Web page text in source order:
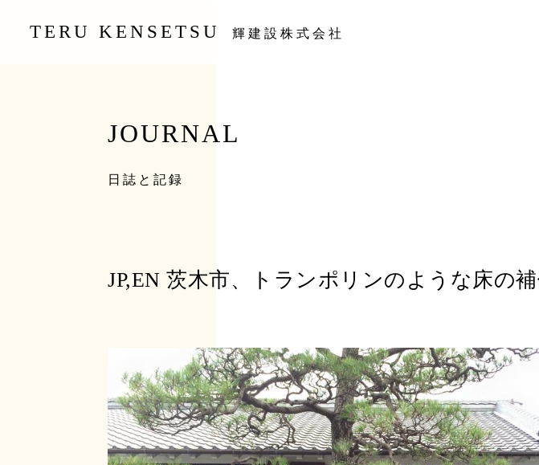
TERU KENSETSU 輝建設株式会社
JOURNAL
日誌と記録
JP,EN 茨木市、トランポリンのような床の